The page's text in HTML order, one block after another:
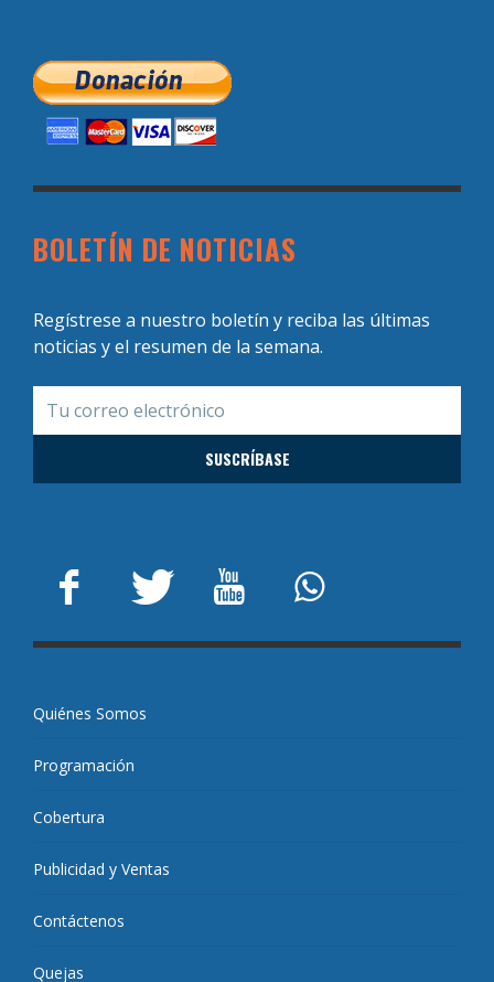
BOLETÍN DE NOTICIAS
Regístrese a nuestro boletín y reciba las últimas
noticias y el resumen de la semana.
Quiénes Somos
Programación
Cobertura
Publicidad y Ventas
Contáctenos
Quejas